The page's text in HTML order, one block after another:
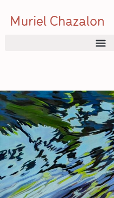
Muriel Chazalon